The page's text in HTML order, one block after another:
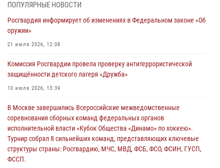
03 августа 2026, 17:21
21 единицу оружия изъяли Псковские росгвардейцы за неделю
03 августа 2026, 14:10
безопасности во время празднования Дня ВДВ
02 августа 2026, 13:28
улицу Труда
31 июля 2026, 13:53
В Санкт-Петербурге прошел окружной этап ежегодного
Всероссийского конкурса профессионального мастерства среди
сотрудников вневедомственной охраны Росгвардии, Псковские
ПОПУЛЯРНЫЕ НОВОСТИ
Росгвардия информирует об изменениях в Федеральном законе «Об
оружии»
21 июля 2026, 12:08
Комиссия Росгвардии провела проверку антитеррористической
защищённости детского лагеря «Дружба»
10 июля 2026, 13:39
В Москве завершились Всероссийские межведомственные
соревнования сборных команд федеральных органов
исполнительной власти «Кубок Общества «Динамо» по хоккею».
Турнир собрал 8 сильнейших команд, представляющих ключевые
структуры страны: Росгвардию, МЧС, МВД, ФСБ, ФСО, ФСИН, ГУСП,
ФССП.